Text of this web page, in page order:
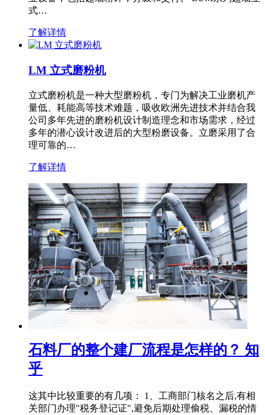
式…
了解详情
LM 立式磨粉机
立式磨粉机是一种大型磨粉机，专门为解决工业磨机产
量低、耗能高等技术难题，吸收欧洲先进技术并结合我
公司多年先进的磨粉机设计制造理念和市场需求，经过
多年的潜心设计改进后的大型粉磨设备。立磨采用了合
理可靠的…
了解详情
石料厂的整个建厂流程是怎样的？ 知
乎
这其中比较重要的有几项： 1、工商部门核名之后,有相
关部门办理"税务登记证",避免后期处理偷税、漏税的情